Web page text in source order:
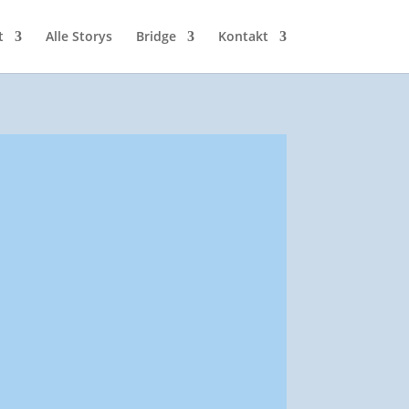
Alle Storys Bridge Kontakt